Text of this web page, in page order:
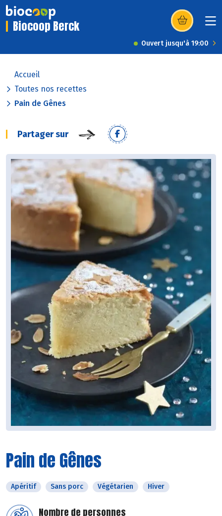
Biocoop Berck (s’ouvre dans
Ouvert jusqu'à 19:00
Accueil
Toutes nos recettes
Pain de Gênes
Partager sur
Pain de Gênes
Apéritif Sans porc Végétarien Hiver
Nombre de personnes